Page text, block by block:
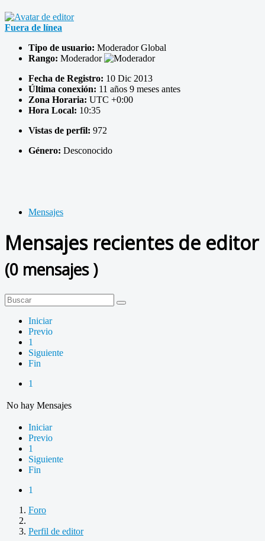
Fuera de línea
Tipo de usuario: Moderador Global
Rango: Moderador
Fecha de Registro: 10 Dic 2013
Última conexión: 11 años 9 meses antes
Zona Horaria: UTC +0:00
Hora Local: 10:35
Vistas de perfil: 972
Género: Desconocido
Mensajes
Mensajes recientes de editor
(0 mensajes )
Iniciar
Previo
1
Siguiente
Fin
1
No hay Mensajes
Iniciar
Previo
1
Siguiente
Fin
1
Foro
Perfil de editor